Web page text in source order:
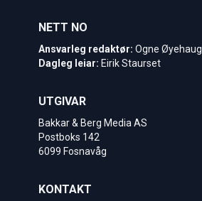
NETT NO
Ansvarleg redaktør: Ogne Øyehaug
Dagleg leiar: Eirik Staurset
UTGIVAR
Bakkar & Berg Media AS
Postboks 142
6099 Fosnavåg
KONTAKT